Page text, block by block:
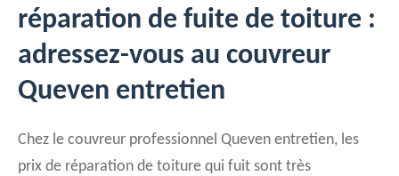
réparation de fuite de toiture :
adressez-vous au couvreur
Queven entretien
Chez le couvreur professionnel Queven entretien, les
prix de réparation de toiture qui fuit sont très